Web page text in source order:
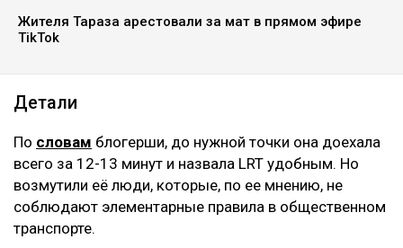
Жителя Тараза арестовали за мат в прямом эфире
TikTok
Детали
По словам блогерши, до нужной точки она доехала
всего за 12-13 минут и назвала LRT удобным. Но
возмутили её люди, которые, по ее мнению, не
соблюдают элементарные правила в общественном
транспорте.